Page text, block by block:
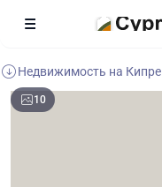
Недвижимость на Кипре
10